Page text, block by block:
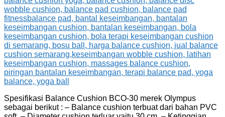
Spesifikasi Balance Cushion BCO-30 merek Olympus
sebagai berikut : – Balance cushion terbuat dari bahan PVC